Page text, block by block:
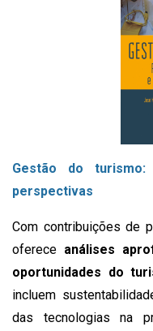
Gestão do
perspectivas
Com contribuições de
oferece análises
oportunidades do
incluem
das tecnologias na